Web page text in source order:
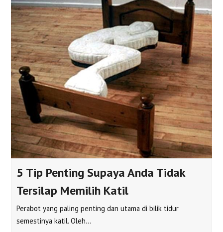
5 Tip Penting Supaya Anda Tidak
Tersilap Memilih Katil
Perabot yang paling penting dan utama di bilik tidur
semestinya katil. Oleh…